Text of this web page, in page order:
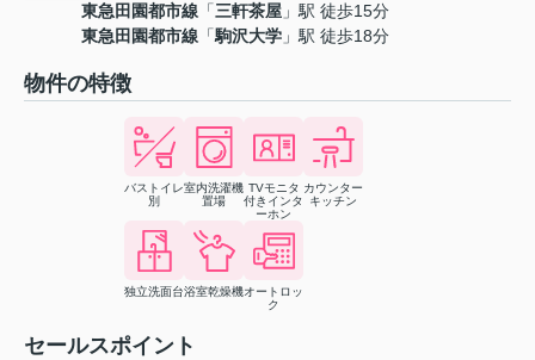
東急田園都市線 「三軒茶屋 」駅 徒歩15分
東急田園都市線 「駒沢大学 」駅 徒歩18分
物件の特徴
バストイレ
別
室内洗濯機
置場
TVモニタ
付きインタ
ーホン
カウンター
キッチン
独立洗面台浴室乾燥機オートロッ
ク
セールスポイント